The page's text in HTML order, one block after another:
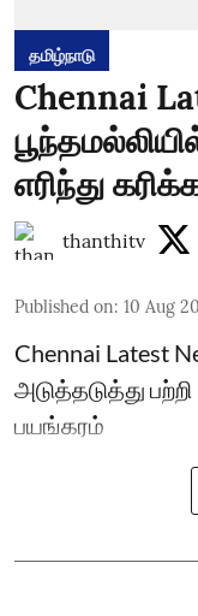
தமிழ்நாடு
Chennai
எரிந்து
thanthitv
Published on: 10 Aug
Chennai Latest
அடுத்தடுத்து
பயங்கரம்